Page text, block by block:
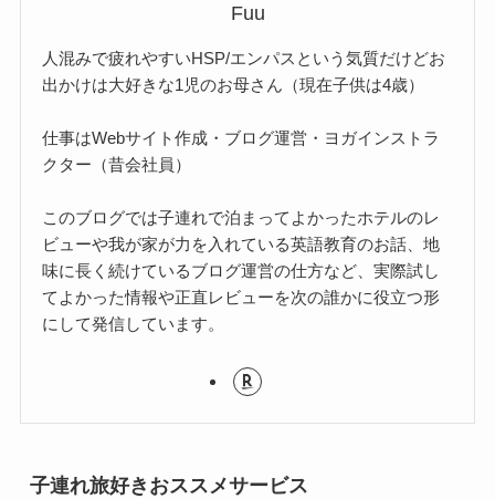
Fuu
人混みで疲れやすいHSP/エンパスという気質だけどお
出かけは大好きな1児のお母さん（現在子供は4歳）
仕事はWebサイト作成・ブログ運営・ヨガインストラ
クター（昔会社員）
このブログでは子連れで泊まってよかったホテルのレ
ビューや我が家が力を入れている英語教育のお話、地
味に長く続けているブログ運営の仕方など、実際試し
てよかった情報や正直レビューを次の誰かに役立つ形
にして発信しています。
子連れ旅好きおススメサービス